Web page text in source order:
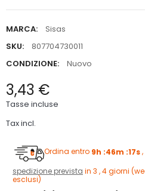
MARCA:
Sisas
SKU:
807704730011
CONDIZIONE:
Nuovo
3,43 €
Tasse incluse
Tax incl.
Ordina entro 9h :46m :16s,
spedizione prevista in 3 , 4 giorni
esclusi)